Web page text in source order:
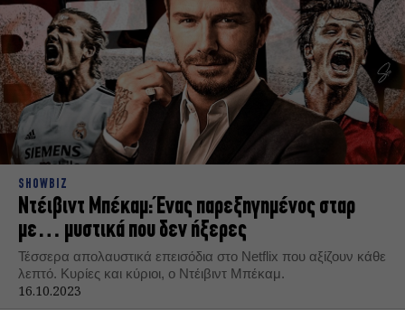
SHOWBIZ
Ντέιβιντ Μπέκαμ: Ένας παρεξηγημένος σταρ
με… μυστικά που δεν ήξερες
Τέσσερα απολαυστικά επεισόδια στο Netflix που αξίζουν κάθε
λεπτό. Κυρίες και κύριοι, ο Ντέιβιντ Μπέκαμ.
16.10.2023